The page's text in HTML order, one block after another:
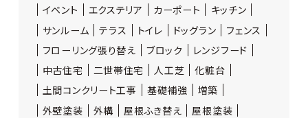
イベント
エクステリア カーポート
キッチン
サンルーム
テラス トイレ ドッグラン
フェンス
フローリング張り替え
ブロック
レンジフード
中古住宅
二世帯住宅 人工芝
化粧台
土間コンクリート工事
基礎補強
増築
外壁塗装
外構 屋根ふき替え
屋根塗装